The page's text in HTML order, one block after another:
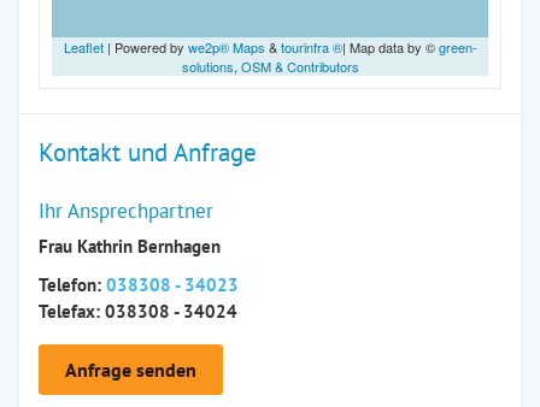
Leaflet| Powered by we2p® Maps &tourinfra ®| Map data by ©green-
solutions, OSM & Contributors
Kontakt und Anfrage
Ihr Ansprechpartner
Frau Kathrin Bernhagen
Telefon: 038308 - 34023
Telefax: 038308 - 34024
Anfrage senden